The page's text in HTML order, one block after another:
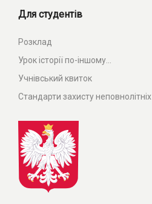
Для студентів
Розклад
Урок історії по-іншому...
Учнівський квиток
Стандарти захисту неповнолітніх